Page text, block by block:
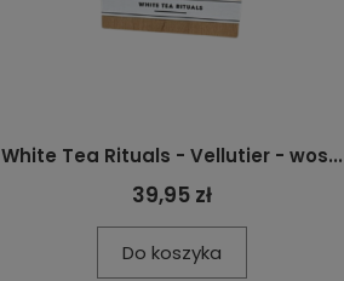
White Tea Rituals - Vellutier - wos...
39,95 zł
Do koszyka